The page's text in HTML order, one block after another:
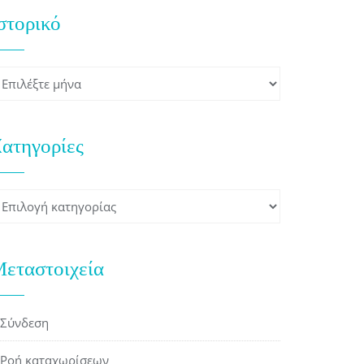
Σύνδεση
Ροή καταχωρίσεων